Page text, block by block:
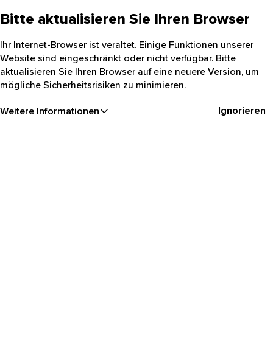
Bitte aktualisieren Sie Ihren Browser
Ihr Internet-Browser ist veraltet. Einige Funktionen unserer
Website sind eingeschränkt oder nicht verfügbar. Bitte
aktualisieren Sie Ihren Browser auf eine neuere Version, um
mögliche Sicherheitsrisiken zu minimieren.
Weitere Informationen Ignorieren